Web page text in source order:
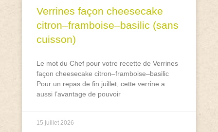
Verrines façon cheesecake
citron–framboise–basilic (sans
cuisson)
Le mot du Chef pour votre recette de Verrines
façon cheesecake citron–framboise–basilic
Pour un repas de fin juillet, cette verrine a
aussi l’avantage de pouvoir
15 juillet 2026